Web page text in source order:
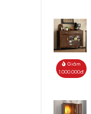
Giảm
1.000.000đ